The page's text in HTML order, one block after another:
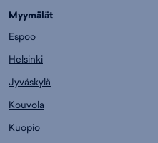
Myymälät
Espoo
Helsinki
Jyväskylä
Kouvola
Kuopio